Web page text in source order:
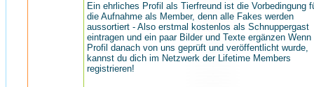
Ein ehrliches Profil als Tierfreund ist die Vorbedingung
die Aufnahme als Member, denn alle Fakes werden
aussortiert - Also erstmal kostenlos als Schnuppergast
eintragen und ein paar Bilder und Texte ergänzen Wenn
Profil danach von uns geprüft und veröffentlicht wurde,
kannst du dich im Netzwerk der Lifetime Members
registrieren!